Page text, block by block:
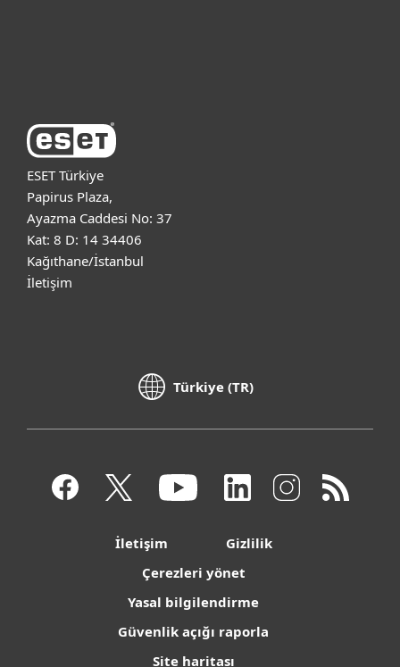
ESET Türkiye
Papirus Plaza,
Ayazma Caddesi No: 37
Kat: 8 D: 14 34406
Kağıthane/İstanbul
İletişim
Türkiye (TR)
İletişim
Gizlilik
Çerezleri yönet
Yasal bilgilendirme
Güvenlik açığı raporla
Site haritası